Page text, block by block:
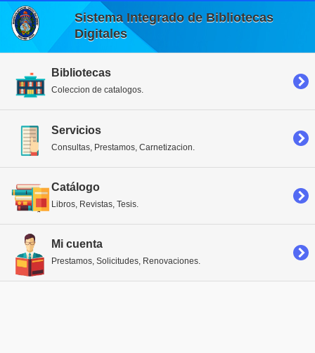
Sistema Integrado de Bibliotecas
Digitales
Bibliotecas
Coleccion de catalogos.
Servicios
Consultas, Prestamos, Carnetizacion.
Catálogo
Libros, Revistas, Tesis.
Mi cuenta
Prestamos, Solicitudes, Renovaciones.